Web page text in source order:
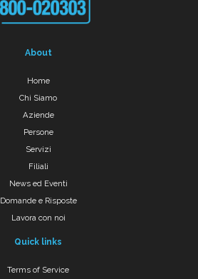
About
Home
Chi Siamo
Aziende
Persone
Servizi
Filiali
News ed Eventi
Domande e Risposte
Lavora con noi
Quick links
Terms of Service